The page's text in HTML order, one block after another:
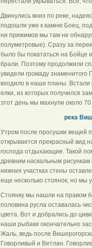
Двинулись вниз по реке,
подошли уже к камню Боец,
ни прижимов мы там не
полуметровые). Сразу за
было бы покататься на Бойце
брали. Поэтому продолжили
увидели громаду знаменитого
входило в наши планы. Встали
елки, из которых получился
этот день мы махнули около 70
река
Утром после просушки вещей
открывается прекрасный вид
господа отдыхающие. Такой
древним наскальным
нижних участках стены
еще несколько стоянок, но мы
Стоянку мы нашли на правом
половина русла оставалась
цвета. Вот и добрались до
наши рыбаки окончательно
Жаль, ведь после
Говорливый и Ветлан.